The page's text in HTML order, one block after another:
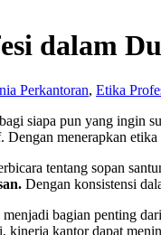
dalam
Perkantoran, Etika
siapa pun yang ingin
menerapkan
tentang sopan
Dengan konsistensi
menjadi bagian penting
kinerja kantor dapat